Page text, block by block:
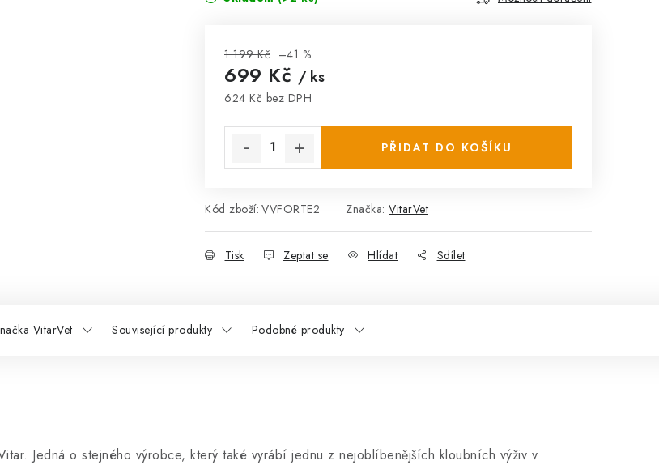
1 199 Kč –41 %
699 Kč / ks
624 Kč bez DPH
PŘIDAT DO KOŠÍKU
Kód zboží: VVFORTE2 Značka: VitarVet
Tisk Zeptat se Hlídat Sdílet
VitarVet Související produkty Podobné produkty
Jedná o stejného výrobce, který také vyrábí jednu z nejoblíbenějších kloubních výživ v